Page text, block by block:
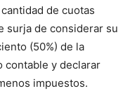
de cuotas
surja de considerar su
(50%) de la
contable y declarar
impuestos.